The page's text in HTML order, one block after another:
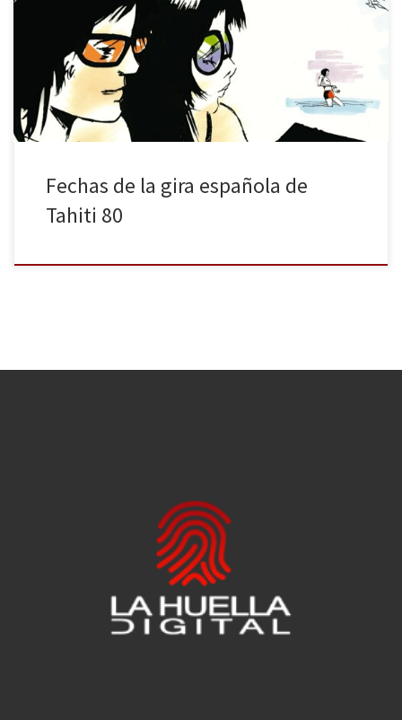
todo el mundo, Tahiti 80 publica una reedición especial en vinilo
que viene acompañada de un 7”, varios temas inéditos y rarezas
de descarga gratuita, además de un fanzine editado por la banda
Fechas de la gira española de
Tahiti 80